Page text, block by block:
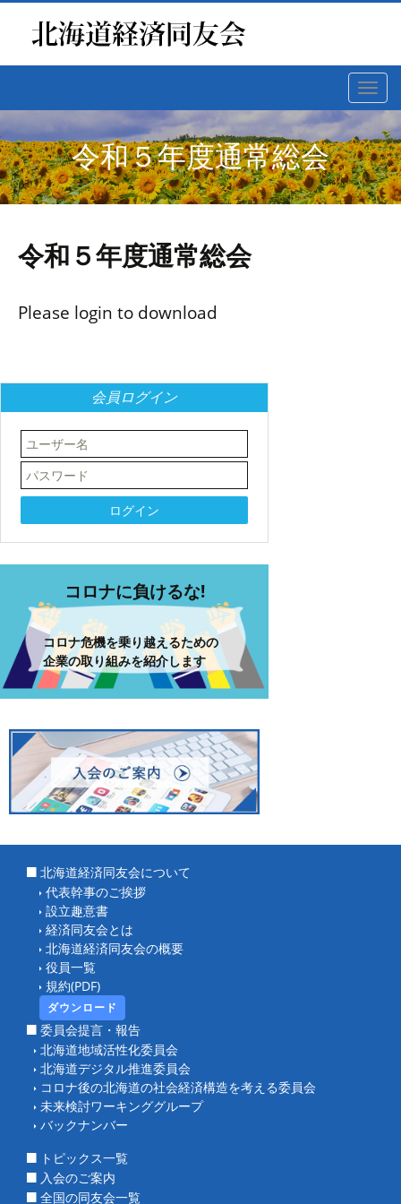
令和５年度通常総会
令和５年度通常総会
Please login to download
会員ログイン
コロナに負けるな!
コロナ危機を乗り越えるための
企業の取り組みを紹介します
北海道経済同友会について
代表幹事のご挨拶
設立趣意書
経済同友会とは
北海道経済同友会の概要
役員一覧
規約(PDF)
ダウンロード
委員会提言・報告
北海道地域活性化委員会
北海道デジタル推進委員会
コロナ後の北海道の社会経済構造を考える委員会
未来検討ワーキンググループ
バックナンバー
トピックス一覧
入会のご案内
全国の同友会一覧